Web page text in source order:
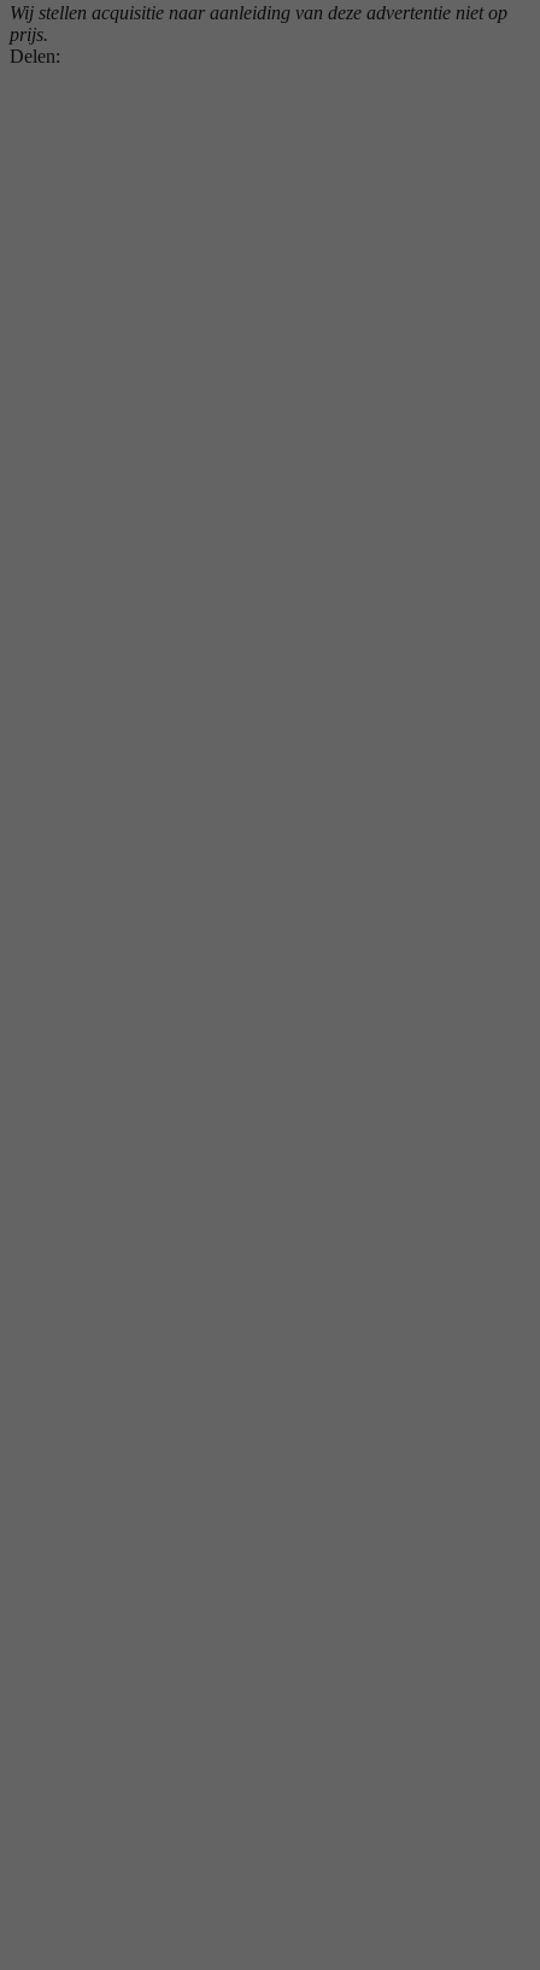
Wij stellen acquisitie naar aanleiding van deze advertentie niet op
prijs.
Delen: